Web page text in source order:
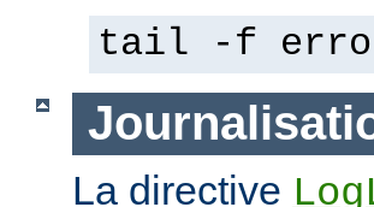
tail -f
La directive